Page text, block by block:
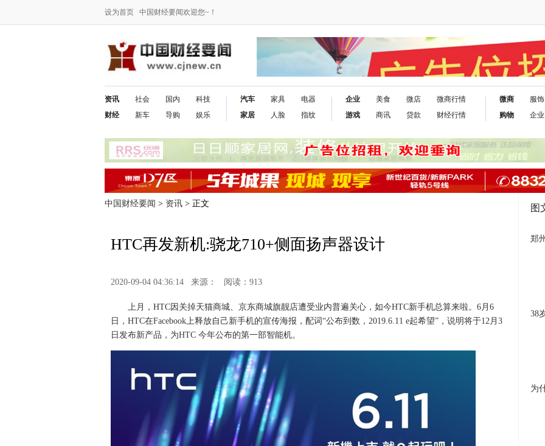
设为首页 中国财经要闻欢迎您~！
资讯
财经
社会
新车
国内
导购
科技
娱乐
汽车
家居
家具
人脸
电器
指纹
企业
游戏
美食
商讯
微店
贷款
微商行情
财经行情
微商
购物
服饰
企业
中国财经要闻 > 资讯 > 正文
HTC再发新机:骁龙710+侧面扬声器设计
2020-09-04 04:36:14 来源： 阅读：913
上月，HTC因关掉天猫商城、京东商城旗靓店遭受业内普遍关心，如今HTC新手机总算来啦。6月6
日，HTC在Facebook上释放自己新手机的宣传海报，配词“公布到数，2019.6.11 e起希望”，说明将于12月3
日发布新产品，为HTC 今年公布的第一部智能机。
图
郑
38
为